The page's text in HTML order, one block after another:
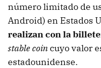
número limitado de
Android) en Estados
realizan con la
stable coincuyo valor
estadounidense.